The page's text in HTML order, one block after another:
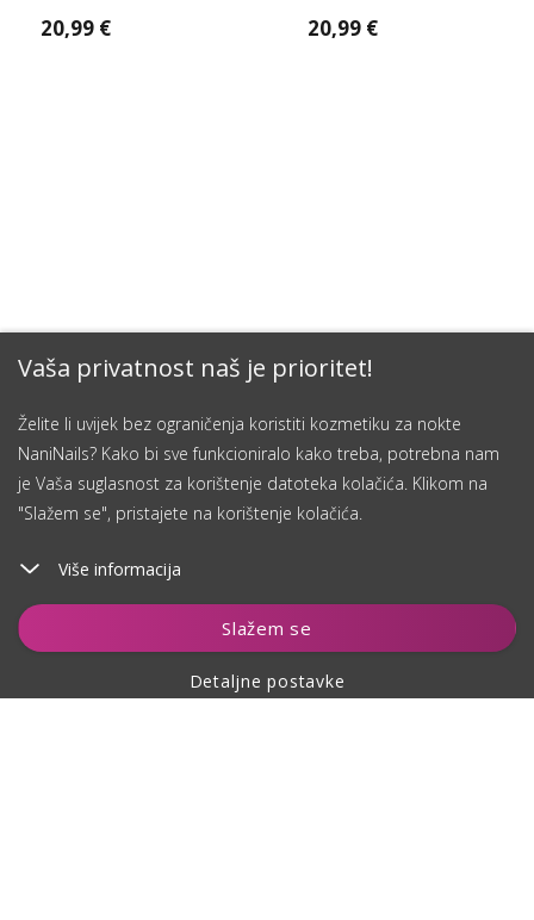
Vaša privatnost naš je prioritet!
Želite li uvijek bez ograničenja koristiti kozmetiku za nokte
NaniNails? Kako bi sve funkcioniralo kako treba, potrebna nam
je Vaša suglasnost za korištenje datoteka kolačića. Klikom na
"Slažem se", pristajete na korištenje kolačića.
Više informacija
Slažem se
Detaljne postavke
20,99 € 20,99 €